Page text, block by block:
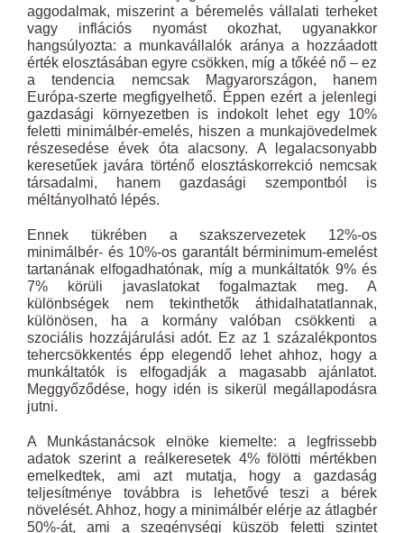
aggodalmak, miszerint a béremelés vállalati terheket
vagy inflációs nyomást okozhat, ugyanakkor
hangsúlyozta: a munkavállalók aránya a hozzáadott
érték elosztásában egyre csökken, míg a tőkéé nő – ez
a tendencia nemcsak Magyarországon, hanem
Európa-szerte megfigyelhető. Éppen ezért a jelenlegi
gazdasági környezetben is indokolt lehet egy 10%
feletti minimálbér-emelés, hiszen a munkajövedelmek
részesedése évek óta alacsony. A legalacsonyabb
keresetűek javára történő elosztáskorrekció nemcsak
társadalmi, hanem gazdasági szempontból is
méltányolható lépés.
Ennek tükrében a szakszervezetek 12%-os
minimálbér- és 10%-os garantált bérminimum-emelést
tartanának elfogadhatónak, míg a munkáltatók 9% és
7% körüli javaslatokat fogalmaztak meg. A
különbségek nem tekinthetők áthidalhatatlannak,
különösen, ha a kormány valóban csökkenti a
szociális hozzájárulási adót. Ez az 1 százalékpontos
tehercsökkentés épp elegendő lehet ahhoz, hogy a
munkáltatók is elfogadják a magasabb ajánlatot.
Meggyőződése, hogy idén is sikerül megállapodásra
jutni.
A Munkástanácsok elnöke kiemelte: a legfrissebb
adatok szerint a reálkeresetek 4% fölötti mértékben
emelkedtek, ami azt mutatja, hogy a gazdaság
teljesítménye továbbra is lehetővé teszi a bérek
növelését. Ahhoz, hogy a minimálbér elérje az átlagbér
50%-át, ami a szegénységi küszöb feletti szintet